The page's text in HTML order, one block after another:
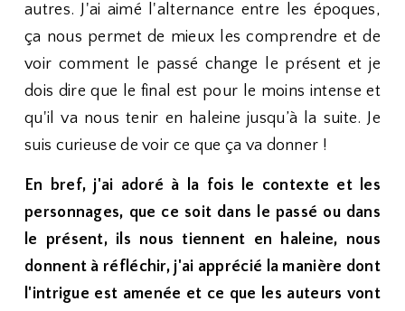
autres. J'ai aimé l'alternance entre les époques,
ça nous permet de mieux les comprendre et de
voir comment le passé change le présent et je
dois dire que le final est pour le moins intense et
qu'il va nous tenir en haleine jusqu’à la suite. Je
suis curieuse de voir ce que ça va donner !
En bref, j'ai adoré à la fois le contexte et les
personnages, que ce soit dans le passé ou dans
le présent, ils nous tiennent en haleine, nous
donnent à réfléchir, j'ai apprécié la manière dont
l'intrigue est amenée et ce que les auteurs vont